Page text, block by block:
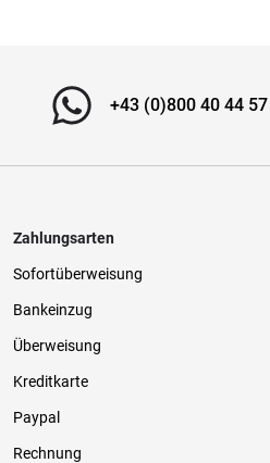
+43 (0)800 40 44 57
Zahlungsarten
Sofortüberweisung
Bankeinzug
Überweisung
Kreditkarte
Paypal
Rechnung